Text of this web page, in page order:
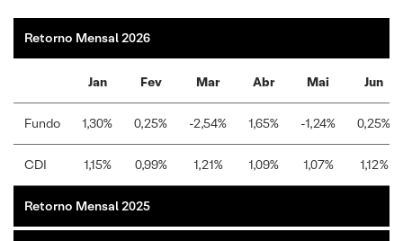
Retorno Mensal 2026
Jan Fev Mar Abr Mai Jun
Fundo 1,30% 0,25% -2,54% 1,65% -1,24% 0,25%
CDI 1,15% 0,99% 1,21% 1,09% 1,07% 1,12%
Retorno Mensal 2025